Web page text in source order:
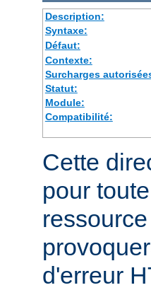
Description:
Syntaxe:
Défaut:
Contexte:
Surcharges
Statut:
Module:
Compatibilité:
Cette
pour
d'erreur